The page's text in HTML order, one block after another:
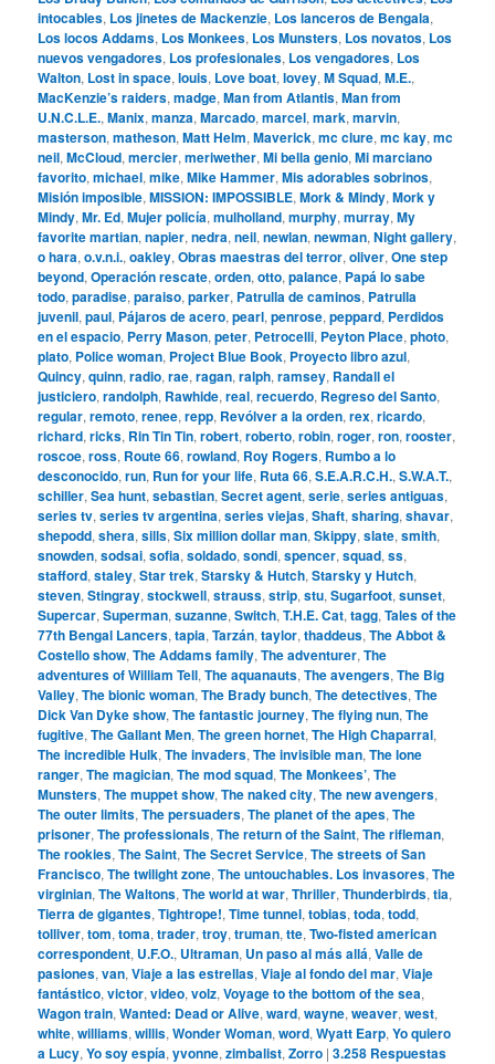
intocables, Los jinetes de Mackenzie, Los lanceros de Bengala,
Los locos Addams, Los Monkees, Los Munsters, Los novatos, Los
nuevos vengadores, Los profesionales, Los vengadores, Los
Walton, Lost in space,louis, Love boat,lovey,M Squad,M.E.,
MacKenzie’s raiders,madge,Man from Atlantis,Man from
U.N.C.L.E.,Manix,manza,Marcado,marcel,mark,marvin,
masterson,matheson,Matt Helm,Maverick,mc clure,mc kay,mc
neil,McCloud,mercier,meriwether,Mi bella genio,Mi marciano
favorito,michael,mike,Mike Hammer,Mis adorables sobrinos,
Misión imposible,MISSION: IMPOSSIBLE,Mork & Mindy,Mork y
Mindy,Mr. Ed,Mujer policía,mulholland,murphy,murray,My
favorite martian,napier,nedra,neil,newlan,newman,Night gallery,
o hara,o.v.n.i.,oakley,Obras maestras del terror,oliver,One step
beyond,Operación rescate,orden,otto,palance, Papá lo sabe
todo,paradise,paraiso,parker, Patrulla de caminos, Patrulla
juvenil,paul, Pájaros de acero,pearl,penrose,peppard, Perdidos
en el espacio, Perry Mason,peter, Petrocelli, Peyton Place,photo,
plato, Police woman, Project Blue Book, Proyecto libro azul,
Quincy,quinn,radio,rae,ragan,ralph,ramsey, Randall el
justiciero,randolph, Rawhide,real,recuerdo, Regreso del Santo,
regular,remoto,renee,repp, Revólver a la orden,rex,ricardo,
richard,ricks, Rin Tin Tin,robert,roberto,robin,roger,ron,rooster,
roscoe,ross, Route 66,rowland, Roy Rogers, Rumbo a lo
desconocido,run, Run for your life, Ruta 66,S.E.A.R.C.H.,S.W.A.T.,
schiller,Sea hunt,sebastian,Secret agent,serie,series antiguas,
series tv,series tv argentina,series viejas,Shaft,sharing,shavar,
shepodd,shera,sills,Six million dollar man,Skippy,slate,smith,
snowden,sodsai,sofia,soldado,sondi,spencer,squad,ss,
stafford,staley,Star trek,Starsky & Hutch,Starsky y Hutch,
steven,Stingray,stockwell,strauss,strip,stu,Sugarfoot,sunset,
Supercar,Superman,suzanne,Switch,T.H.E. Cat,tagg,Tales of the
77th Bengal Lancers,tapia,Tarzán,taylor,thaddeus,The Abbot &
Costello show,The Addams family,The adventurer,The
adventures of William Tell,The aquanauts,The avengers,The Big
Valley,The bionic woman,The Brady bunch,The detectives,The
Dick Van Dyke show,The fantastic journey,The flying nun,The
fugitive,The Gallant Men,The green hornet,The High Chaparral,
The incredible Hulk,The invaders,The invisible man,The lone
ranger,The magician,The mod squad,The Monkees’,The
Munsters,The muppet show,The naked city,The new avengers,
The outer limits,The persuaders,The planet of the apes,The
prisoner,The professionals,The return of the Saint,The rifleman,
The rookies,The Saint,The Secret Service,The streets of San
Francisco,The twilight zone,The untouchables. Los invasores,The
virginian,The Waltons,The world at war,Thriller,Thunderbirds,tia,
Tierra de gigantes,Tightrope!,Time tunnel,tobias,toda,todd,
tolliver,tom,toma,trader,troy,truman,tte,Two-fisted american
correspondent, U.F.O., Ultraman, Un paso al más allá,Valle de
pasiones,van,Viaje a las estrellas,Viaje al fondo del mar,Viaje
fantástico,victor,video,volz,Voyage to the bottom of the sea,
Wagon train,Wanted: Dead or Alive,ward,wayne,weaver,west,
white,williams,willis,Wonder Woman,word,Wyatt Earp,Yo quiero
a Lucy,Yo soy espía,yvonne,zimbalist,Zorro |3.258 Respuestas